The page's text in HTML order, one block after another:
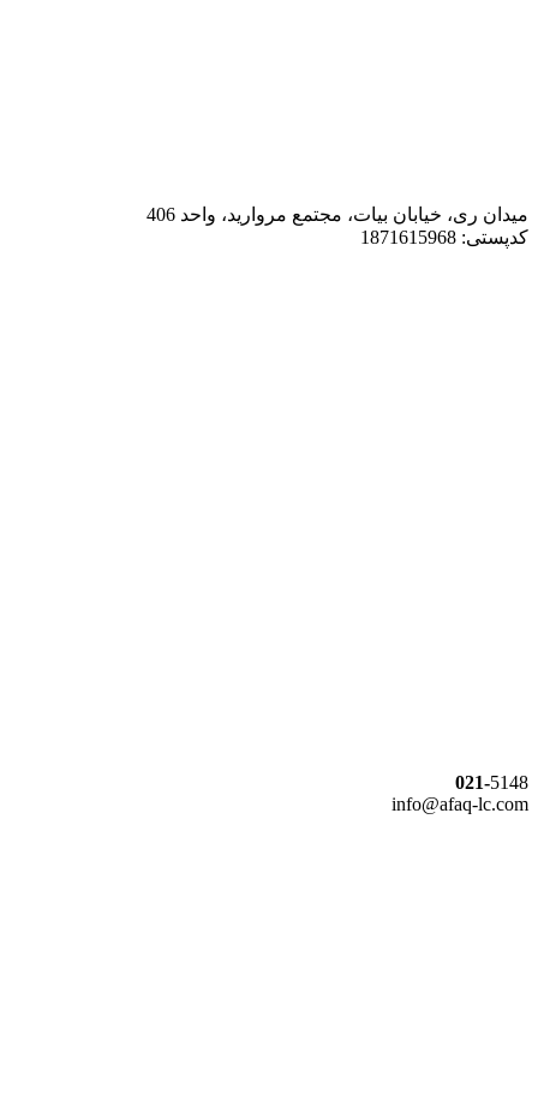
میدان ری، خیابان بیات، مجتمع مروارید، واحد 406
کدپستی: 1871615968
021-5148
info@afaq-lc.com